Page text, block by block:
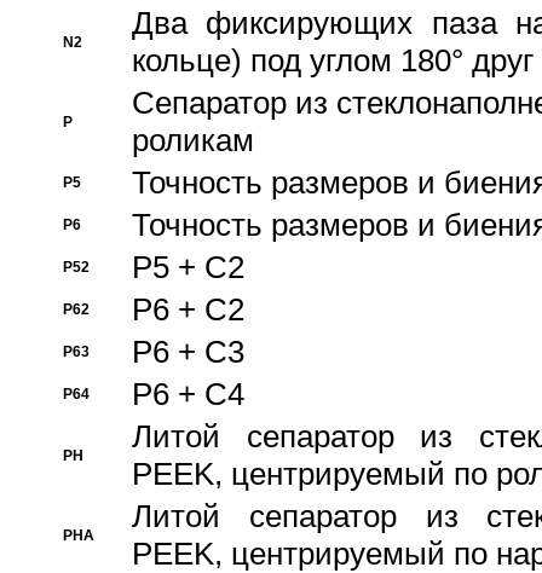
N2
Два фиксирующих паза
кольце) под углом 180° друг
P
Cепаратор из
роликам
P5 Точность размеров и
P6 Точность размеров и
P52 P5 + C2
P62 P6 + C2
P63 P6 + C3
P64 P6 + C4
PH
Литой сепаратор из
PEEK, центрируемый по
PHA
Литой сепаратор из
PEEK, центрируемый по